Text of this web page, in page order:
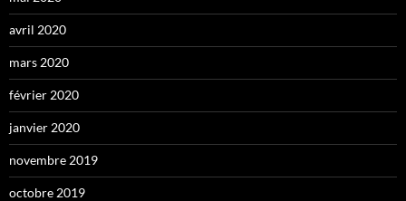
avril 2020
mars 2020
février 2020
janvier 2020
novembre 2019
octobre 2019